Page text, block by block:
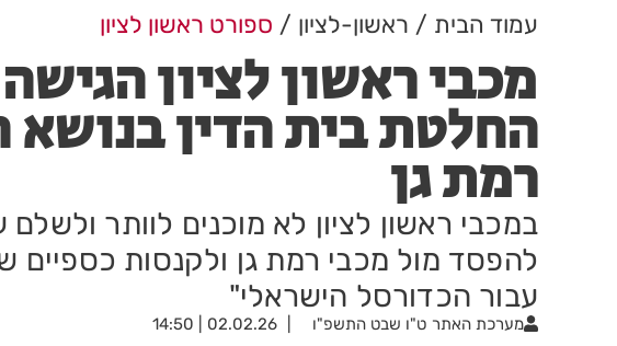
עמוד הבית ראשון-לציון ספורט ראשון לציון
מכבי ראשון לציון
החלטת בית הדין
רמת גן
במכבי ראשון לציון לא מוכנים לוותר
להפסד מול מכבי רמת גן ולקנסות כספיים
עבור הכדורסל הישראלי"
מערכת האתר ט"ו שבט התשפ"ו 02.02.26 | 14:50